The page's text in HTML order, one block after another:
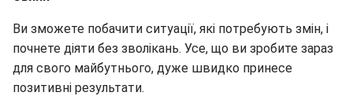
Ви зможете побачити ситуації, які потребують змін, і
почнете діяти без зволікань. Усе, що ви зробите зараз
для свого майбутнього, дуже швидко принесе
позитивні результати.